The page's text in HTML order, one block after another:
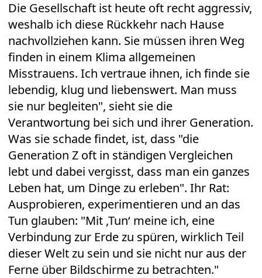
Die Gesellschaft ist heute oft recht aggressiv,
weshalb ich diese Rückkehr nach Hause
nachvollziehen kann. Sie müssen ihren Weg
finden in einem Klima allgemeinen
Misstrauens. Ich vertraue ihnen, ich finde sie
lebendig, klug und liebenswert. Man muss
sie nur begleiten", sieht sie die
Verantwortung bei sich und ihrer Generation.
Was sie schade findet, ist, dass "die
Generation Z oft in ständigen Vergleichen
lebt und dabei vergisst, dass man ein ganzes
Leben hat, um Dinge zu erleben". Ihr Rat:
Ausprobieren, experimentieren und an das
Tun glauben: "Mit ,Tun‘ meine ich, eine
Verbindung zur Erde zu spüren, wirklich Teil
dieser Welt zu sein und sie nicht nur aus der
Ferne über Bildschirme zu betrachten."